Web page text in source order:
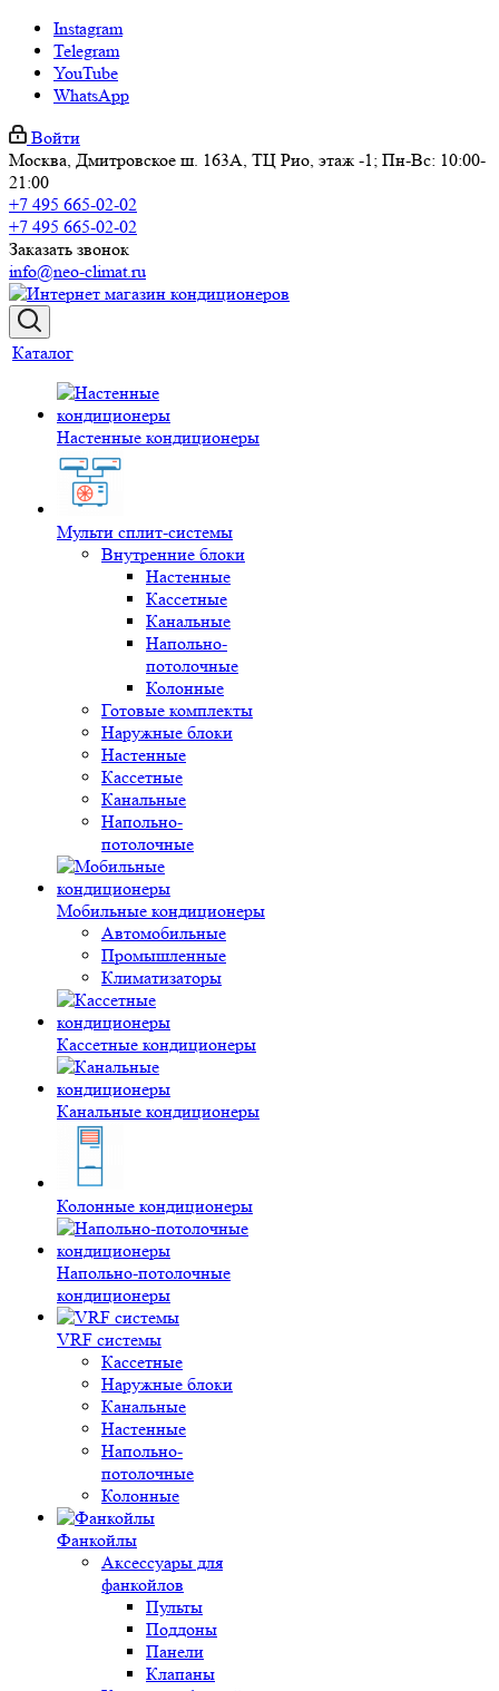
Instagram
Telegram
YouTube
WhatsApp
Войти
Москва, Дмитровское ш. 163А, ТЦ Рио, этаж -1; Пн-Вс: 10:00-
21:00
+7 495 665-02-02
+7 495 665-02-02
Заказать звонок
info@neo-climat.ru
Каталог
Настенные кондиционеры
Мульти сплит-системы
Внутренние блоки
Настенные
Кассетные
Канальные
Напольно-
потолочные
Колонные
Готовые комплекты
Наружные блоки
Настенные
Кассетные
Канальные
Напольно-
потолочные
Мобильные кондиционеры
Автомобильные
Промышленные
Климатизаторы
Кассетные кондиционеры
Канальные кондиционеры
Колонные кондиционеры
Напольно-потолочные
кондиционеры
VRF системы
Кассетные
Наружные блоки
Канальные
Настенные
Напольно-
потолочные
Колонные
Фанкойлы
Аксессуары для
фанкойлов
Пульты
Поддоны
Панели
Клапаны